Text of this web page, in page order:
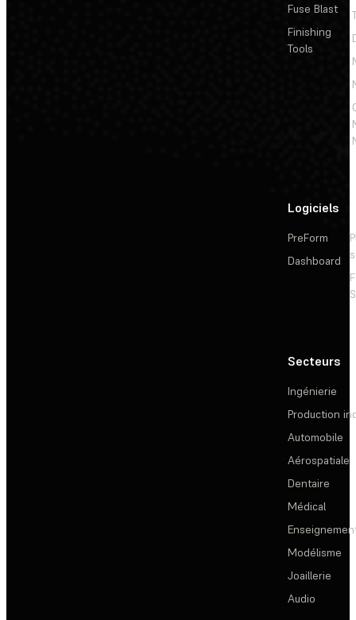
Fuse Blast
Finishing
Tools
Logiciels
PreForm
Dashboard
Secteurs
Ingénierie
Production
Automobile
Aérospatiale
Dentaire
Médical
Modélisme
Joaillerie
Audio